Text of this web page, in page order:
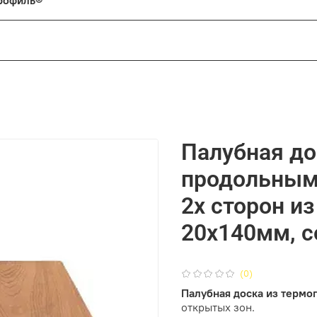
ищут современные, технологичные решения для
а термодревесина HARDRET — это совершенное
HARDRET и «БлицПланк».
получить консультацию по системе «БлицПланк»? Мы на
(0)
Палубная
2х сторон
20х140мм,
Палубная доска из
открытых зон.